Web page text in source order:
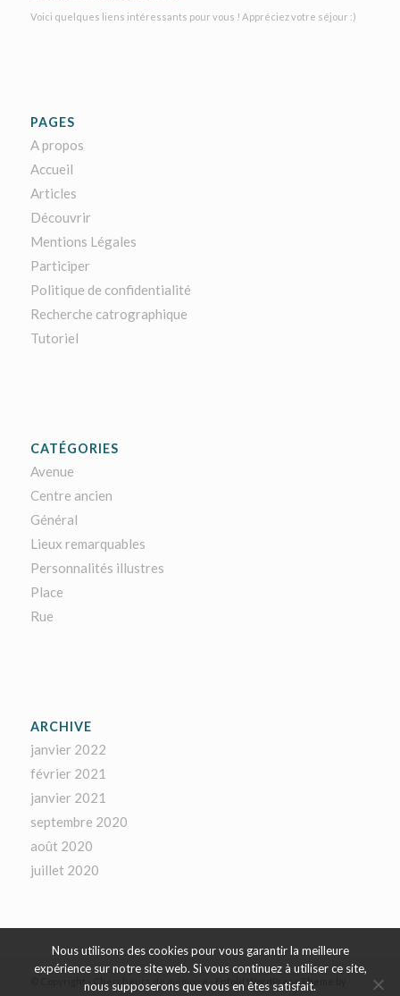
Voici quelques liens intéressants pour vous ! Appréciez votre séjour :)
PAGES
A propos
Accueil
Articles
Découvrir
Mentions Légales
Participer
Politique de confidentialité
Recherche catrographique
Tutoriel
CATÉGORIES
Avenue
Centre ancien
Général
Lieux remarquables
Personnalités illustres
Place
Rue
ARCHIVE
janvier 2022
février 2021
janvier 2021
septembre 2020
août 2020
juillet 2020
Enfold WordPress Theme by
Nous utilisons des cookies pour vous garantir la meilleure
expérience sur notre site web. Si vous continuez à utiliser ce site,
nous supposerons que vous en êtes satisfait.